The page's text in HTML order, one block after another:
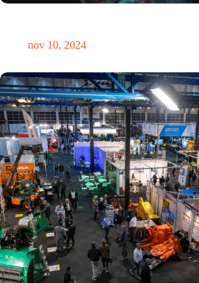
nov 10, 2024